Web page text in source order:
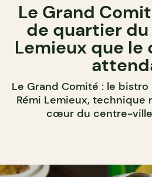
Le Grand
de quartier du
Lemieux que
Le Grand Comité : le
Rémi Lemieux, technique
cœur du centre-